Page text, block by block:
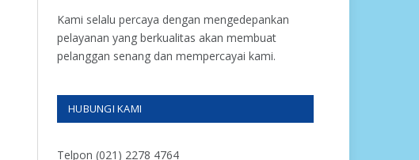
Kami selalu percaya dengan mengedepankan
pelayanan yang berkualitas akan membuat
pelanggan senang dan mempercayai kami.
HUBUNGI KAMI
Telpon (021) 2278 4764